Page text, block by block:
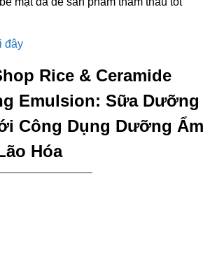
đây
Rice & Ceramide
Emulsion: Sữa Dưỡng
Công Dụng Dưỡng Ẩm
Hóa